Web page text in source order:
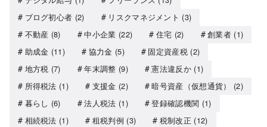
ブログ初心者 (2) リスクマネジメント (3)
不動産 (8) 中小企業 (22) 住宅 (2) 創業者 (1)
助成金 (11) 協力金 (5) 固定資産税(2)
地方税 (7) 年末調整 (9) 憲法違反か(1)
所得税法 (1) 支援金 (2) 暗号資産（仮想通貨）
(2)
暮らし (6) 法人税法 (1) 登録確認機関 (1)
相続税法 (1) 租税判例 (3) 税制改正 (12)